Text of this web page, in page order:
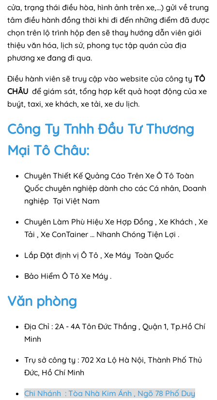
cửa, trạng thái điều hòa, hình ảnh trên xe,...) gửi về trung
tâm điều hành đồng thời khi đi đến những điểm đã được
chọn trên lộ trình hộp đen sẽ thay hướng dẫn viên giới
thiệu văn hóa, lịch sử, phong tục tập quán của địa
phương xe đang đi qua.
Điều hành viên sẽ truy cập vào website của công ty TÔ
CHÂU để giám sát, tổng hợp kết quả hoạt động của xe
buýt, taxi, xe khách, xe tải, xe du lịch.
Công Ty Tnhh Đầu Tư Thương
Mại Tô Châu:
Chuyên Thiết Kế Quảng Cáo Trên Xe Ô Tô Toàn
Quốc chuyên nghiệp dành cho các Cá nhân, Doanh
nghiệp Tại Việt Nam
Chuyên Làm Phù Hiệu Xe Hợp Đồng , Xe Khách , Xe
Tải , Xe ConTainer ... Nhanh Chóng Tiện Lợi .
Lắp Đặt định vị Ô Tô , Xe Máy Toàn Quốc
Bảo Hiểm Ô Tô Xe Máy .
Văn phòng
Địa Chỉ : 2A - 4A Tôn Đức Thắng , Quận 1, Tp.Hồ Chí
Minh
Trụ sở công ty : 702 Xa Lộ Hà Nội, Thành Phố Thủ
Đức, Hồ Chí Minh
Chi Nhánh : Tòa Nhà Kim Ánh , Ngõ 78 Phố Duy